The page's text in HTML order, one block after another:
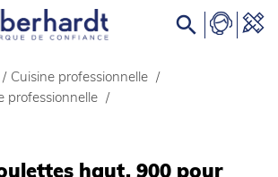

/ Cuisine professionnelle /
professionnelle /